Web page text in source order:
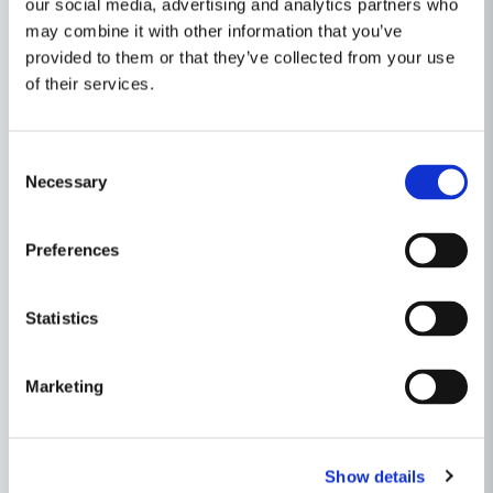
our social media, advertising and analytics partners who
may combine it with other information that you’ve
provided to them or that they’ve collected from your use
of their services.
Selection
Necessary
Preferences
Statistics
Marketing
Show details
Drivning 0–4,6 km/h (Vario-hjuldrift)
Vikt 26 kg
Nominell effekt 1200 W
Ljudnivå 90 dB(A)
Levereras med
Skrymmande
Ställ en produktfråga
question
Fråga oss något om denna produkten...
Relaterade kategorier